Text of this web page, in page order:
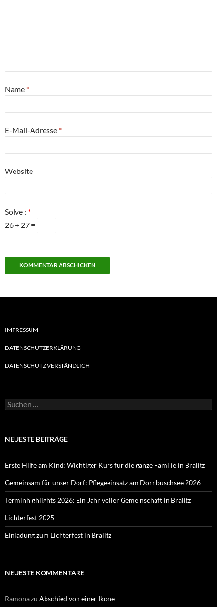
Name *
E-Mail-Adresse *
Website
Solve : *
26 + 27 =
IMPRESSUM
DATENSCHUTZERKLÄRUNG
DATENSCHUTZ VERSTÄNDLICH
Suchen
nach:
NEUESTE BEITRÄGE
Erste Hilfe am Kind: Wichtiger Kurs für die ganze Familie in Bralitz
Gemeinsam für unser Dorf: Pflegeeinsatz am Dornbuschsee 2026
Terminhighlights 2026: Ein Jahr voller Gemeinschaft in Bralitz
Lichterfest 2025
Einladung zum Lichterfest in Bralitz
NEUESTE KOMMENTARE
Ramonazu Abschied von einer Ikone